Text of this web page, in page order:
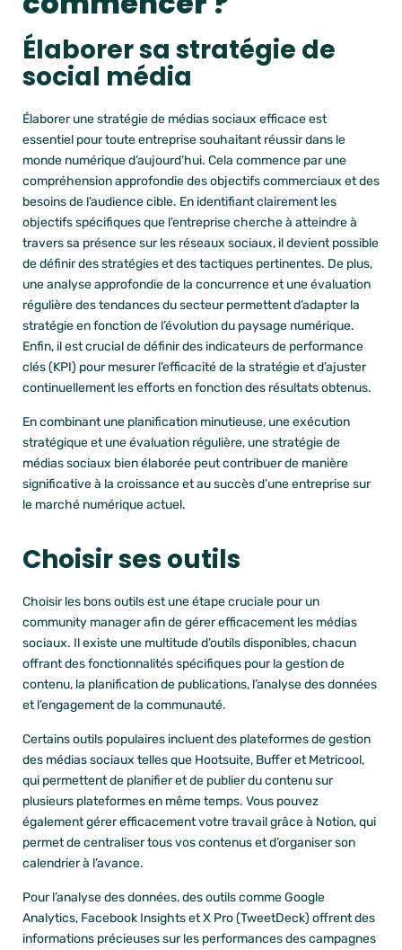
Élaborer sa stratégie de
social média
Élaborer une stratégie de médias sociaux efficace est
essentiel pour toute entreprise souhaitant réussir dans le
monde numérique d’aujourd’hui. Cela commence par une
compréhension approfondie des objectifs commerciaux et des
besoins de l’audience cible. En identifiant clairement les
objectifs spécifiques que l’entreprise cherche à atteindre à
travers sa présence sur les réseaux sociaux, il devient possible
de définir des stratégies et des tactiques pertinentes. De plus,
une analyse approfondie de la concurrence et une évaluation
régulière des tendances du secteur permettent d’adapter la
stratégie en fonction de l’évolution du paysage numérique.
Enfin, il est crucial de définir des indicateurs de performance
clés (KPI) pour mesurer l’efficacité de la stratégie et d’ajuster
continuellement les efforts en fonction des résultats obtenus.
En combinant une planification minutieuse, une exécution
stratégique et une évaluation régulière, une stratégie de
médias sociaux bien élaborée peut contribuer de manière
significative à la croissance et au succès d’une entreprise sur
le marché numérique actuel.
Choisir ses outils
Choisir les bons outils est une étape cruciale pour un
community manager afin de gérer efficacement les médias
sociaux. Il existe une multitude d’outils disponibles, chacun
offrant des fonctionnalités spécifiques pour la gestion de
contenu, la planification de publications, l’analyse des données
et l’engagement de la communauté.
Certains outils populaires incluent des plateformes de gestion
des médias sociaux telles que Hootsuite, BufferetMetricool,
qui permettent de planifier et de publier du contenu sur
plusieurs plateformes en même temps. Vous pouvez
également gérer efficacement votre travail grâce à Notion, qui
permet de centraliser tous vos contenus et d’organiser son
calendrier à l’avance.
Pour l’analyse des données, des outils comme Google
Analytics, Facebook Insights et X Pro (TweetDeck) offrent des
informations précieuses sur les performances des campagnes